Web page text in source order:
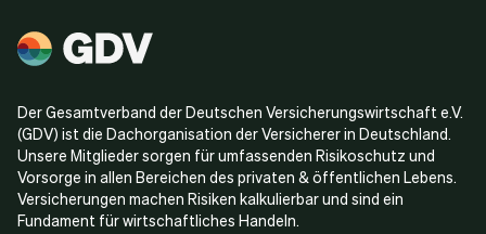
Der Gesamtverband der Deutschen Versicherungswirtschaft e.V.
(GDV) ist die Dachorganisation der Versicherer in Deutschland.
Unsere Mitglieder sorgen für umfassenden Risikoschutz und
Vorsorge in allen Bereichen des privaten & öffentlichen Lebens.
Versicherungen machen Risiken kalkulierbar und sind ein
Fundament für wirtschaftliches Handeln.